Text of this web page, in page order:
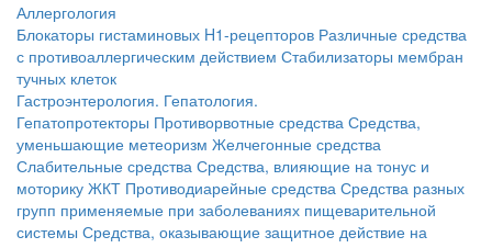
Аллергология
Блокаторы гистаминовых H1-рецепторов Различные средства
с противоаллергическим действием Стабилизаторы мембран
тучных клеток
Гастроэнтерология. Гепатология.
Гепатопротекторы Противорвотные средства Средства,
уменьшающие метеоризм Желчегонные средства
Слабительные средства Средства, влияющие на тонус и
моторику ЖКТ Противодиарейные средства Средства разных
групп применяемые при заболеваниях пищеварительной
системы Средства, оказывающие защитное действие на